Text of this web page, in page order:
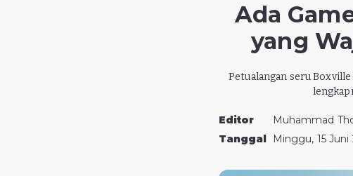
Ada
yang
Petualangan seru
Editor
Muhammad
Tanggal
Minggu, 15